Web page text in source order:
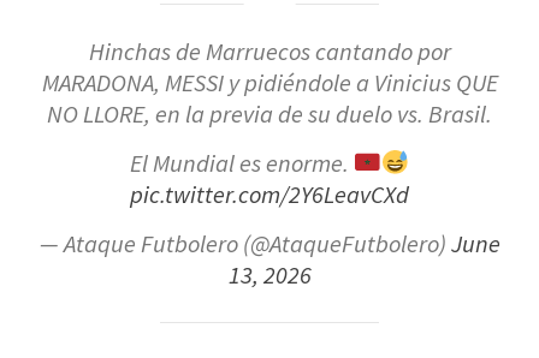
Hinchas de Marruecos cantando por
MARADONA, MESSI y pidiéndole a Vinicius QUE
NO LLORE, en la previa de su duelo vs. Brasil.
El Mundial es enorme.
pic.twitter.com/2Y6LeavCXd
— Ataque Futbolero (@AtaqueFutbolero)June
13, 2026